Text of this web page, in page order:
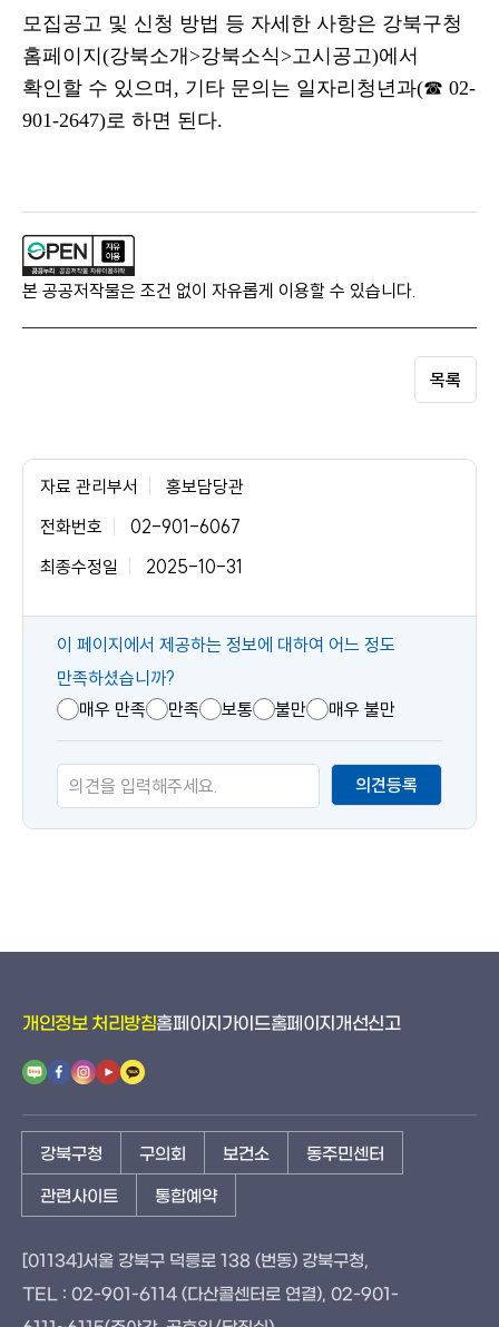
모집공고 및 신청 방법 등 자세한 사항은 강북구청
홈페이지 (강북소개 >강북소식>고시공고)에서
확인할 수 있으며 , 기타 문의는 일자리청년과(☎ 02-
901-2647)로 하면 된다.
본 공공저작물은 조건 없이 자유롭게 이용할 수 있습니다.
목록
자료 관리부서
홍보담당관
전화번호
02-901-6067
최종수정일
2025-10-31
콘
텐
츠
만
족
도
이 페이지에서 제공하는 정보에 대하여 어느 정도
만족하셨습니까?
매우 만족
만족 보통 불만 매우 불만
의견등록
개인정보 처리방침홈페이지가이드홈페이지개선신고
강북구청 구의회 보건소 동주민센터
관련사이트 통합예약
[01134]서울 강북구 덕릉로 138 (번동) 강북구청,
TEL : 02-901-6114 (다산콜센터로 연결), 02-901-